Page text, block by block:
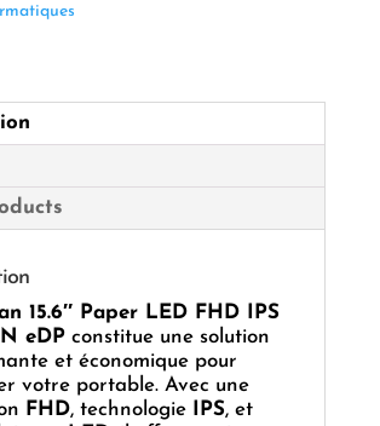
15.6″ Paper LED FHD IPS
eDPconstitue une solution
et économique pour
votre portable. Avec une
FHD, technologie IPS, et